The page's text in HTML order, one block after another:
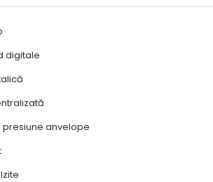
digitale
presiune anvelope